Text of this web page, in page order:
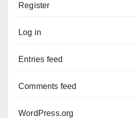
Register
Log in
Entries feed
Comments feed
WordPress.org